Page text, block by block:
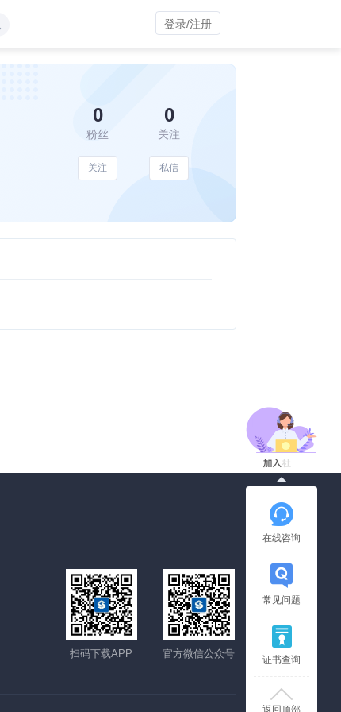
登录/注册
0
粉丝
关注
0
关注
私信
官方微信公众号
扫码下载APP
在线咨询
常见问题
证书查询
返回顶部